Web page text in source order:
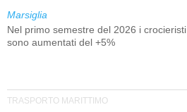
Marsiglia
Nel primo semestre del 2026 i crocieristi
sono aumentati del +5%
TRASPORTO MARITTIMO